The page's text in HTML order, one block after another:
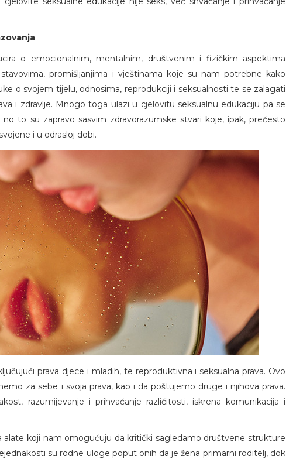
o emocionalnim, mentalnim, društvenim i fizičkim aspektima
promišljanjima i vještinama koje su nam potrebne kako
o svojem tijelu, odnosima, reprodukciji i seksualnosti te se zalagati
i zdravlje. Mnogo toga ulazi u cjelovitu seksualnu edukaciju pa se
to su zapravo sasvim zdravorazumske stvari koje, ipak, prečesto
i u odrasloj dobi.
prava djece i mladih, te reproduktivna i seksualna prava. Ovo
za sebe i svoja prava, kao i da poštujemo druge i njihova prava.
razumijevanje i prihvaćanje različitosti, iskrena komunikacija i
alate koji nam omogućuju da kritički sagledamo društvene strukture
su rodne uloge poput onih da je žena primarni roditelj, dok